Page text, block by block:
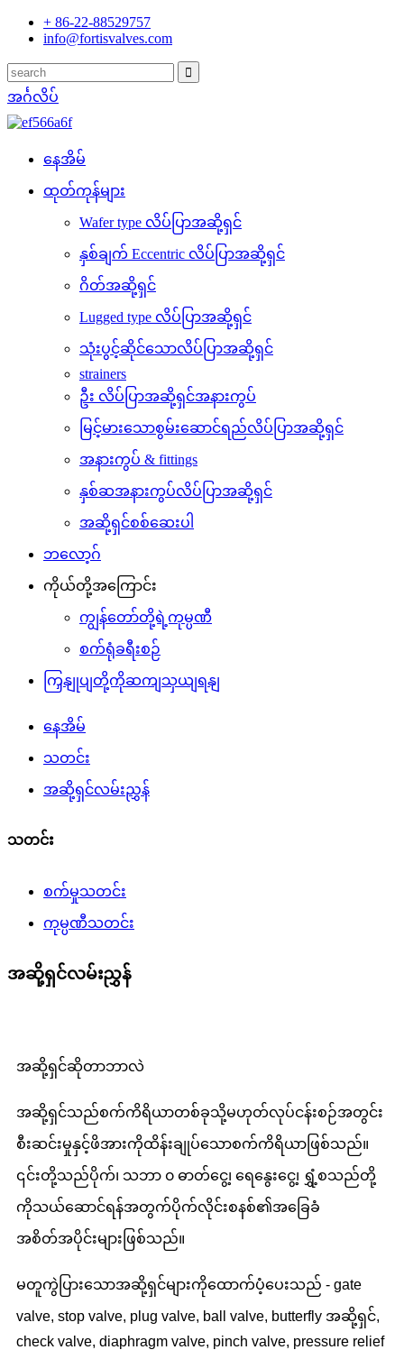
+ 86-22-88529757
info@fortisvalves.com
အင်္ဂလိပ်
နေအိမ်
ထုတ်ကုန်များ
Wafer type လိပ်ပြာအဆို့ရှင်
နှစ်ချက် Eccentric လိပ်ပြာအဆို့ရှင်
ဂိတ်အဆို့ရှင်
Lugged type လိပ်ပြာအဆို့ရှင်
သုံးပွင့်ဆိုင်သောလိပ်ပြာအဆို့ရှင်
strainers
ဦး လိပ်ပြာအဆို့ရှင်အနားကွပ်
မြင့်မားသောစွမ်းဆောင်ရည်လိပ်ပြာအဆို့ရှင်
အနားကွပ် & fittings
နှစ်ဆအနားကွပ်လိပ်ပြာအဆို့ရှင်
အဆို့ရှင်စစ်ဆေးပါ
ဘလော့ဂ်
ကိုယ်တို့အကြောင်း
ကျွန်တော်တို့ရဲ့ကုမ္ပဏီ
စက်ရုံခရီးစဉ်
ကြှနျုပျတို့ကိုဆကျသှယျရနျ
နေအိမ်
သတင်း
အဆို့ရှင်လမ်းညွှန်
သတင်း
စက်မှုသတင်း
ကုမ္ပဏီသတင်း
အဆို့ရှင်လမ်းညွှန်
အဆို့ရှင်ဆိုတာဘာလဲ
အဆို့ရှင်သည်စက်ကိရိယာတစ်ခုသို့မဟုတ်လုပ်ငန်းစဉ်အတွင်း
စီးဆင်းမှုနှင့်ဖိအားကိုထိန်းချုပ်သောစက်ကိရိယာဖြစ်သည်။
၎င်းတို့သည်ပိုက်၊ သဘာ ၀ ဓာတ်ငွေ့၊ ရေနွေးငွေ့၊ ရွှံ့စသည်တို့
ကိုသယ်ဆောင်ရန်အတွက်ပိုက်လိုင်းစနစ်၏အခြေခံ
အစိတ်အပိုင်းများဖြစ်သည်။
မတူကွဲပြားသောအဆို့ရှင်များကိုထောက်ပံ့ပေးသည် - gate
valve, stop valve, plug valve, ball valve, butterfly အဆို့ရှင်,
check valve, diaphragm valve, pinch valve, pressure relief